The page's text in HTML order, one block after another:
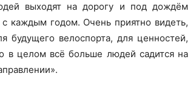
выходят на дорогу и под дождём
с каждым годом. Очень приятно видеть,
будущего велоспорта, для ценностей,
в целом всё больше людей садится на